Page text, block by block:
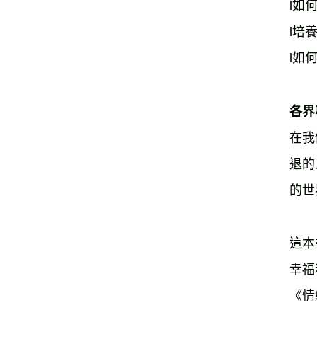
l如
l培
l如
各
在
退
的
這
幸
《